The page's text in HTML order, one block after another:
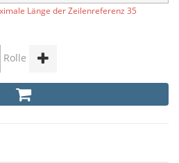
Länge der Zeilenreferenz 35
Rolle